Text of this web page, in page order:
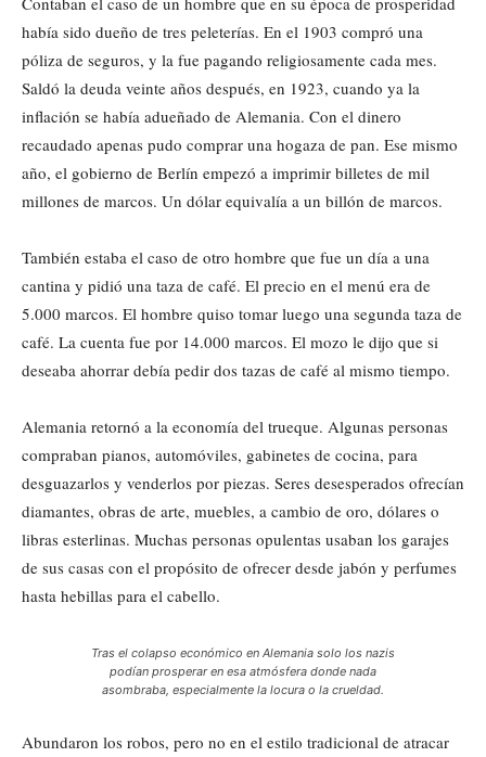
había sido dueño de tres peleterías. En el 1903 compró una
póliza de seguros, y la fue pagando religiosamente cada mes.
Saldó la deuda veinte años después, en 1923, cuando ya la
inflación se había adueñado de Alemania. Con el dinero
recaudado apenas pudo comprar una hogaza de pan. Ese mismo
año, el gobierno de Berlín empezó a imprimir billetes de mil
millones de marcos. Un dólar equivalía a un billón de marcos.
También estaba el caso de otro hombre que fue un día a una
cantina y pidió una taza de café. El precio en el menú era de
5.000 marcos. El hombre quiso tomar luego una segunda taza de
café. La cuenta fue por 14.000 marcos. El mozo le dijo que si
deseaba ahorrar debía pedir dos tazas de café al mismo tiempo.
Alemania retornó a la economía del trueque. Algunas personas
compraban pianos, automóviles, gabinetes de cocina, para
desguazarlos y venderlos por piezas. Seres desesperados ofrecían
diamantes, obras de arte, muebles, a cambio de oro, dólares o
libras esterlinas. Muchas personas opulentas usaban los garajes
de sus casas con el propósito de ofrecer desde jabón y perfumes
hasta hebillas para el cabello.
Tras el colapso económico en Alemania solo los nazis
podían prosperar en esa atmósfera donde nada
asombraba, especialmente la locura o la crueldad.
Abundaron los robos, pero no en el estilo tradicional de atracar